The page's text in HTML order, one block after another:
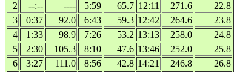
2
--:-- ---- 5:59 65.7 12:11 271.6
22.8
3
0:37 92.0 6:43 59.3 12:42 264.6
23.8
4
1:33 98.9 7:26 53.2 13:13 258.0
24.8
5
2:30 105.3 8:10 47.6 13:46 252.0
25.8
6
3:27 111.0 8:56 42.8 14:21 246.8
26.8